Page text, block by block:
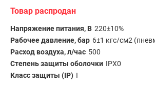
Товар распродан
Напряжение питания, В 220±10%
Рабочее давление, бар 6±1 кгс/см2
Расход воздуха, л/час 500
Степень защиты оболочки IPX0
Класс защиты (IP) I